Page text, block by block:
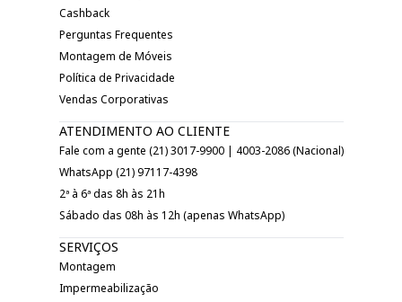
Cashback
Perguntas Frequentes
Montagem de Móveis
Política de Privacidade
Vendas Corporativas
ATENDIMENTO AO CLIENTE
Fale com a gente (21) 3017-9900 | 4003-2086 (Nacional)
WhatsApp (21) 97117-4398
2ª à 6ª das 8h às 21h
Sábado das 08h às 12h (apenas WhatsApp)
SERVIÇOS
Montagem
Impermeabilização